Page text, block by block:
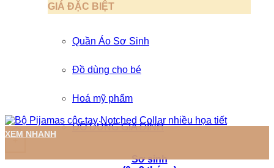
GIÁ ĐẶC BIỆT
Quần Áo Sơ Sinh
Đồ dùng cho bé
Hoá mỹ phẩm
ĐỒ DÙNG GIA ĐÌNH
Sơ sinh
+
Sản phẩm này có nhiều biến thể. Các tùy chọn có thể được
XEM NHANH